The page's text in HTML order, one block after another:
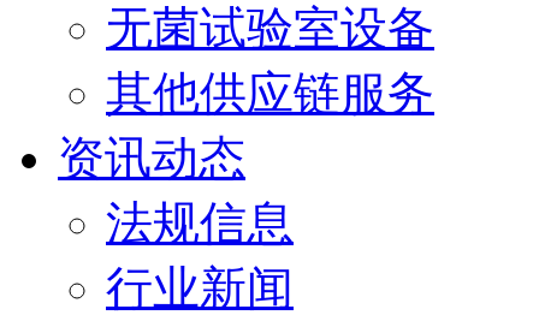
无菌试验室设备
其他供应链服务
资讯动态
法规信息
行业新闻